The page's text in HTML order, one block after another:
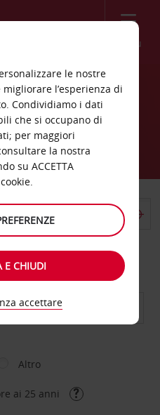
Menù
a Glasgow
diversa
AL GIORNO
Altro
ai 25 anni
le nostre
l’esperienza di
Condividiamo i dati
che si occupano di
per maggiori
la nostra
su ACCETTA
E CHIUDI
accettare